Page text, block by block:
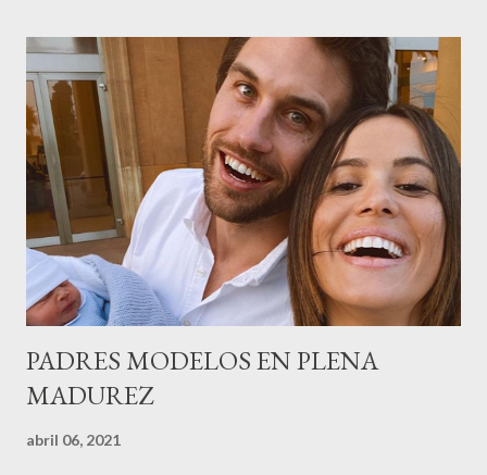
peluquería del grupo.Justo hace unos días Carol Pagés nos
contaba detalles del homenaje en Actualida Rosa en RCE
radio,en el programa que presento todos los jueves de 17 a 18
horas . Carolina y Quionia Pagés Carolina Pagés La cita ,en el
Museu Marítim de BCN ,en las Drassanes reunió a figuras
destacadas del sector,así como clientes, autoridades y medios
de comunicación, en una velada inolvidable bajo el lema “Cien
años peinando almas, creando belleza,i...
PADRES MODELOS EN PLENA
MADUREZ
abril 06, 2021